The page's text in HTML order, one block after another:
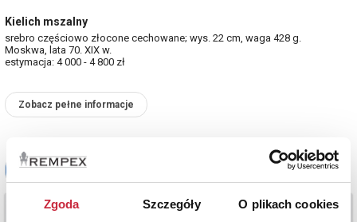
Zgoda Szczegóły O plikach cookies
Kielich mszalny
srebro częściowo złocone cechowane; wys. 22 cm, waga 428 g.
Moskwa, lata 70. XIX w.
estymacja: 4 000 - 4 800 zł
Zobacz pełne informacje